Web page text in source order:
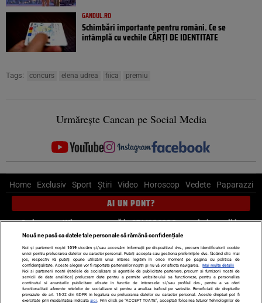
GANDUL.RO
Schimbări importante pentru români. Ce se
întâmplă cu vechile CĂRȚI DE IDENTITATE
Tags: concurs elena udrea fiica premiu
Urmărește Cancan pe Social Media
Home Exclusiv Sport Știri Video Horoscop Vedete Paparazzi
AI UN PONT?
Scrie-ne pe Whatsapp, sună la 0741226226 sau trimite mail la
pont@cancan.ro
Știri interne Știri externe
Politică
Ultimele stiri
Diete Insula Iubirii Dictionar de vise
LIFE STYLE
Horoscop
Nouă ne pasă ca datele tale personale să rămână confidențiale
Noi și partenerii noștri 1019stocăm și/sau accesăm informații pe dispozitivul dvs., precum identificatorii cookie
unici pentru prelucrarea datelor cu caracter personal. Puteți accepta sau gestiona preferințele dvs. făcând clic mai
jos, respectiv vă puteți opune utilizării unui interes legitim în orice moment pe pagina cu politica de
confidențialitate. Aceste alegeri vor fi raportate partenerilor noștri și nu vă vor afecta navigarea.
Mai multe detalii
Noi si partenerii nostri (retelele de socializare si agentiile de publicitate partenere, precum si furnizorii nostri de
servicii de date analitice) prelucram date pentru a permite website-ului sa functioneze, pentru a personaliza
continutul si anunturile publicitare afisate in functie de interesele si/sau profilul dvs., pentru a va oferi
functionalitati aferente retelelor de socializare si pentru a analiza traficul pe website. Beneficiati de drepturile
prevazute de art. 15-22 din GDPR in legatura cu prelucrarea datelor cu caracter personal. Aceste drepturi pot fi
exercitate prin modalitatea indicataaici . Prin click pe “ACCEPT TOATE”, acceptati folosirea tuturor Tehnologiilor de